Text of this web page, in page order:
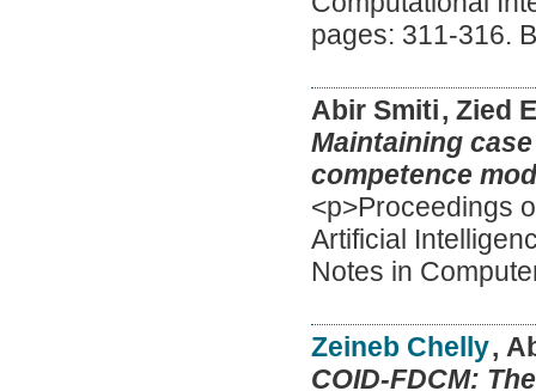
pages: 311-316.
Abir Smiti, Zied
Maintaining
competence
<p>Proceedings
Artificial
Notes in
Zeineb Chelly,
COID-FDCM: